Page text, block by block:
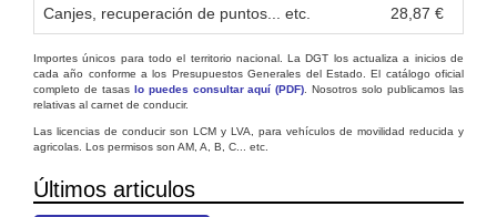
Canjes, recuperación de puntos... etc. 28,87 €
Importes únicos para todo el territorio nacional. La DGT los actualiza a inicios de
cada año conforme a los Presupuestos Generales del Estado. El catálogo oficial
completo de tasas lo puedes consultar aquí (PDF) . Nosotros solo publicamos las
relativas al carnet de conducir.
Las licencias de conducir son LCM y LVA, para vehículos de movilidad reducida y
agricolas. Los permisos son AM, A, B, C... etc.
Últimos articulos